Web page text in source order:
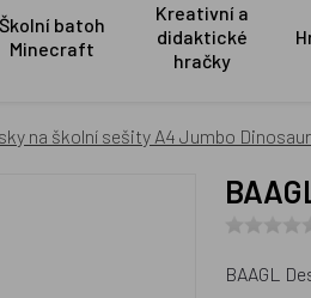
Školní batoh
Minecraft
Kreativní a
didaktické
hračky
na školní sešity A4 Jumbo
BAAGL